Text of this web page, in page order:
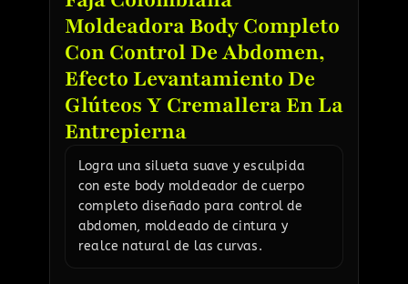
Moldeadora Body Completo
Con Control De Abdomen,
Efecto Levantamiento De
Glúteos Y Cremallera En La
Entrepierna
Logra una silueta suave y esculpida
con este body moldeador de cuerpo
completo diseñado para control de
abdomen, moldeado de cintura y
realce natural de las curvas.